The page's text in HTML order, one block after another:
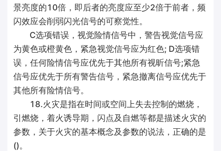
景亮度的10倍，即后者的亮度应至少2倍于前者，频
闪效应会削弱闪光信号的可察觉性。
C选项错误，视觉险情信号中，警告视觉信号应
为黄色或橙黄色，紧急视觉信号应为红色; D选项错
误，任何险情信号应优先于其他所有视昕信号;紧急
信号应优先于所有警告信号，紧急撤离信号应优先于
其他所有险情信号。
18.火灾是指在时间或空间上失去控制的燃烧，
引燃烧，着火诱导期，闪点及自燃等都是描述火灾的
参数，关于火灾的基本概念及参数的说法，正确的是
()。